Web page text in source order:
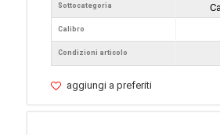
Sottocategoria
Calibro
Condizioni articolo
aggiungi a preferiti